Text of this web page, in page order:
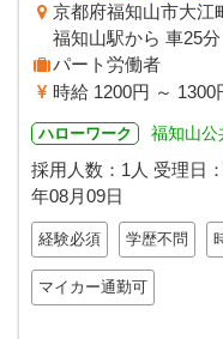
京都府福知山市大江
福知山駅から 車25分
パート労働者
時給 1200円 ～ 1300
ハローワーク 福知山公
採用人数：1人 受理日：
年08月09日
経験必須 学歴不問
マイカー通勤可